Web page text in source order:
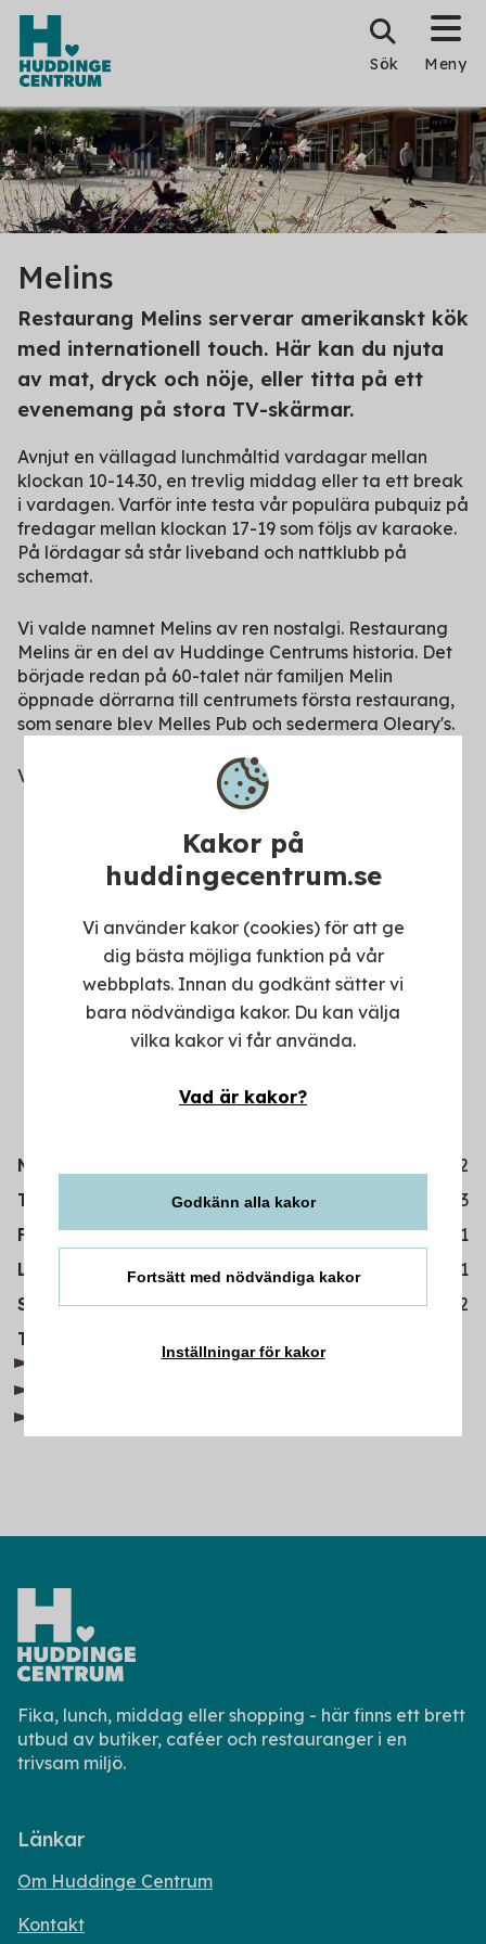
Kakor på
huddingecentrum.se
Vi använder kakor (cookies) för att ge
dig bästa möjliga funktion på vår
webbplats. Innan du godkänt sätter vi
bara nödvändiga kakor. Du kan välja
vilka kakor vi får använda.
Vad är kakor?
Godkänn alla kakor
Fortsätt med nödvändiga kakor
Inställningar för kakor
Sök Meny
Melins
Restaurang Melins serverar amerikanskt kök
med internationell touch. Här kan du njuta
av mat, dryck och nöje, eller titta på ett
evenemang på stora TV-skärmar.
Avnjut en vällagad lunchmåltid vardagar mellan
klockan 10-14.30, en trevlig middag eller ta ett break
i vardagen. Varför inte testa vår populära pubquiz på
fredagar mellan klockan 17-19 som följs av karaoke.
På lördagar så står liveband och nattklubb på
schemat.
Vi valde namnet Melins av ren nostalgi. Restaurang
Melins är en del av Huddinge Centrums historia. Det
började redan på 60-talet när familjen Melin
öppnade dörrarna till centrumets första restaurang,
som senare blev Melles Pub och sedermera Oleary's.
Varmt välkomna – vi ser fram emot ditt besök!
Måndag
10-22
Tisdag-torsdag
10-23
Fredag
10-01
Lördag
11-01
Söndag
12-22
Telefon
Restaurangmelins.se
Fika, lunch, middag eller shopping - här finns ett brett
utbud av butiker, caféer och restauranger i en
trivsam miljö.
Länkar
Om Huddinge Centrum
Kontakt